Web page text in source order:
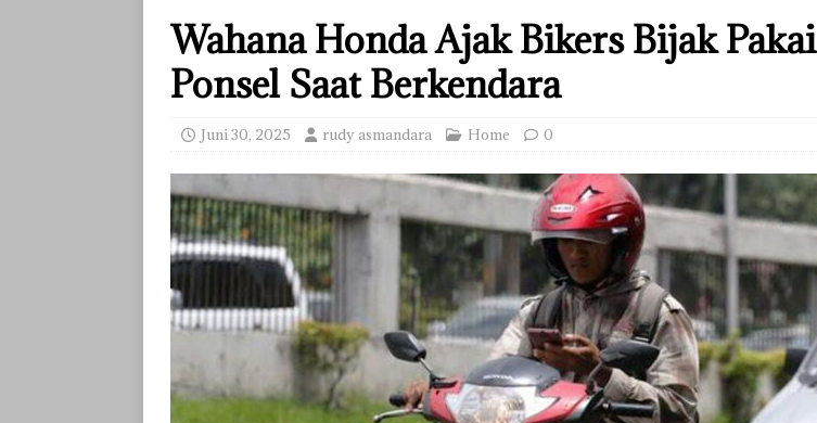
Wahana Honda Ajak Bikers Bijak Pakai
Ponsel Saat Berkendara
Juni 30, 2025 rudy asmandara Home 0